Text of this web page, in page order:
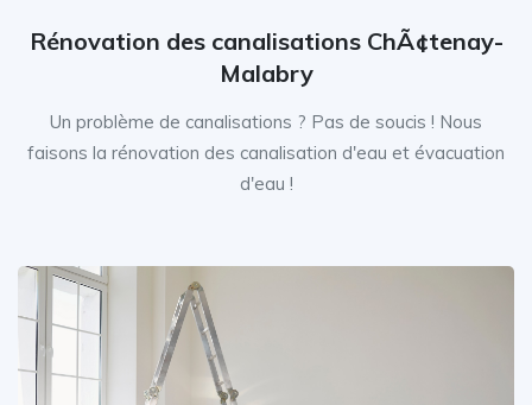
Rénovation des canalisations ChÃ¢tenay-
Malabry
Un problème de canalisations ? Pas de soucis ! Nous
faisons la rénovation des canalisation d'eau et évacuation
d'eau !